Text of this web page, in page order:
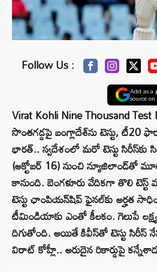
Follow Us :
Add as a
source
Virat Kohli Nine Thousand Test
సొంతగడ్డపై బంగ్లాదేశ్‌‌ను టెస్టు, టీ20
భారత్.. స్వదేశంలో మరో టెస్టు సిరీస్‌కు
(అక్టోబర్ 16) నుంచి న్యూజిలాండ్‌తో
కానుంది. బెంగళూరు వేదికగా తొలి టెస్ట్
టెస్టు ఛాంపియన్‌షిప్ ఫైనల్‌కు అర్హత
టీమిండియాకు ఎంతో కీలకం. గెలుపే
దిగుతోంది. అయితే కివీస్‌తో టెస్టు సిరీస్
విరాట్ కోహ్లీ.. అరుదైన రికార్డుపై